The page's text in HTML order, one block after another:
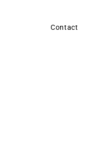
Contact